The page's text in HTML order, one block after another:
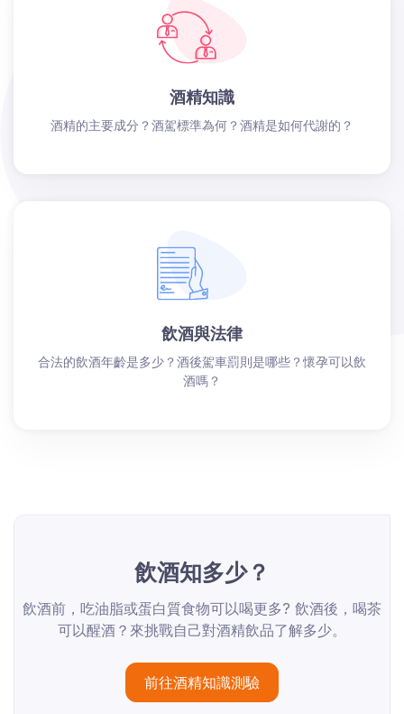
酒精知識
酒精的主要成分？酒駕標準為何？酒精是如何代謝的？
飲酒與法律
合法的飲酒年齡是多少？酒後駕車罰則是哪些？懷孕可以飲
酒嗎？
飲酒知多少？
飲酒前，吃油脂或蛋白質食物可以喝更多? 飲酒後，喝茶
可以醒酒？來挑戰自己對酒精飲品了解多少。
前往酒精知識測驗